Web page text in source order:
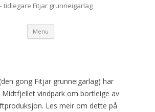
tidlegare Fitjar grunneigarlag
Menu Skip to content
gong Fitjar grunneigarlag) har
vindpark om bortleige av
Les meir om dette på